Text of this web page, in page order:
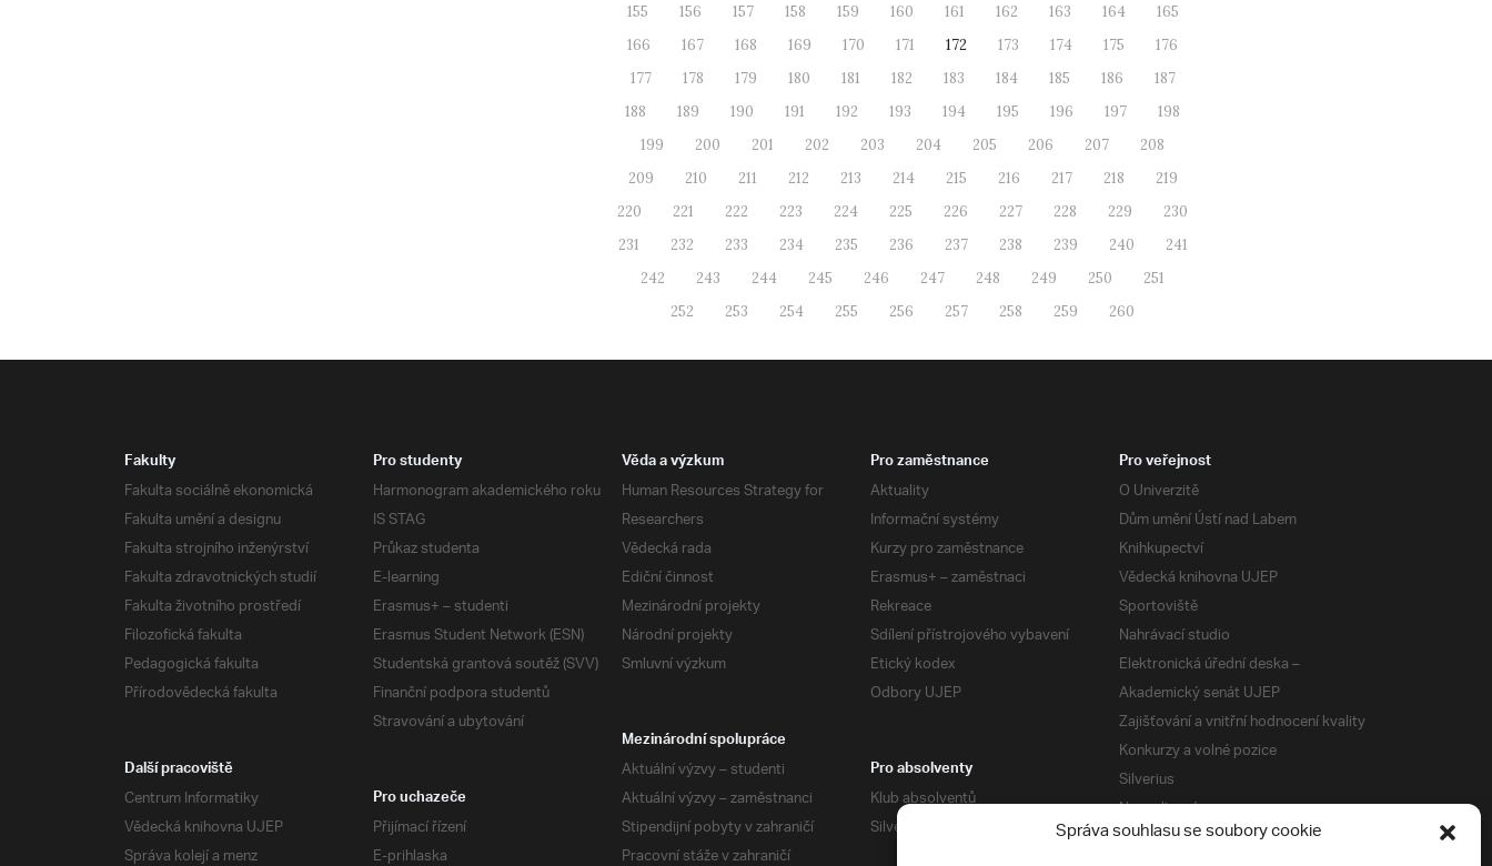
Správa souhlasu se soubory cookie
155
156 157 158 159 160 161 162 163 164
165
166
167 168 169 170 171 172 173 174 175
176
177
178 179 180 181 182 183 184 185 186
187
188
189 190 191 192 193 194 195 196 197
198
199
200 201 202 203 204 205 206 207
208
209
210 211 212 213 214 215 216 217 218
219
220
221 222 223 224 225 226 227 228 229
230
231
232 233 234 235 236 237 238 239 240
241
242
243 244 245 246 247 248 249 250
251
252
253 254 255 256 257 258 259 260
Fakulty
Fakulta sociálně ekonomická
Fakulta umění a designu
Fakulta strojního inženýrství
Fakulta zdravotnických studií
Fakulta životního prostředí
Filozofická fakulta
Pedagogická fakulta
Přírodovědecká fakulta
Pro studenty
Harmonogram akademického roku
IS STAG
Průkaz studenta
E-learning
Erasmus+ – studenti
Erasmus Student Network (ESN)
Studentská grantová soutěž (SVV)
Finanční podpora studentů
Stravování a ubytování
Věda a výzkum
Human Resources Strategy for
Researchers
Vědecká rada
Ediční činnost
Mezinárodní projekty
Národní projekty
Smluvní výzkum
Pro zaměstnance
Aktuality
Informační systémy
Kurzy pro zaměstnance
Erasmus+ – zaměstnaci
Rekreace
Sdílení přístrojového vybavení
Etický kodex
Odbory UJEP
Pro veřejnost
O Univerzitě
Dům umění Ústí nad Labem
Knihkupectví
Vědecká knihovna UJEP
Sportoviště
Nahrávací studio
Elektronická úřední deska –
Akademický senát UJEP
Zajišťování a vnitřní hodnocení kvality
Konkurzy a volné pozice
Silverius
Napsali o nás
Tiskové zprávy
Mezinárodní spolupráce
Aktuální výzvy – studenti
Aktuální výzvy – zaměstnanci
Stipendijní pobyty v zahraničí
Pracovní stáže v zahraničí
Další pracoviště
Centrum Informatiky
Vědecká knihovna UJEP
Správa kolejí a menz
Pro absolventy
Klub absolventů
Silverius
Pro uchazeče
Přijímací řízení
E-prihlaska